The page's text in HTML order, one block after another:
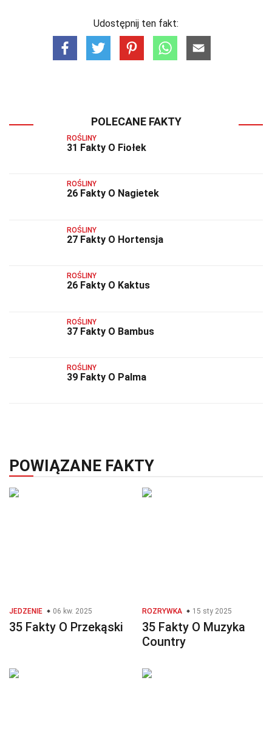
Udostępnij ten fakt:
POLECANE FAKTY
ROŚLINY
31 Fakty O Fiołek
ROŚLINY
26 Fakty O Nagietek
ROŚLINY
27 Fakty O Hortensja
ROŚLINY
26 Fakty O Kaktus
ROŚLINY
37 Fakty O Bambus
ROŚLINY
39 Fakty O Palma
POWIĄZANE FAKTY
JEDZENIE 06 kw. 2025
35 Fakty O Przekąski
ROZRYWKA 15 sty 2025
35 Fakty O Muzyka
Country